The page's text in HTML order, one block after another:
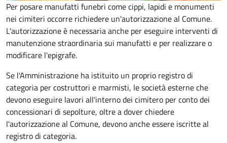
Per posare manufatti funebri come cippi, lapidi e monumenti
nei cimiteri occorre richiedere un'autorizzazione al Comune.
L'autorizzazione è necessaria anche per eseguire interventi di
manutenzione straordinaria sui manufatti e per realizzare o
modificare l'epigrafe.
Se l'Amministrazione ha istituito un proprio registro di
categoria per costruttori e marmisti, le società esterne che
devono eseguire lavori all'interno dei cimitero per conto dei
concessionari di sepolture, oltre a dover chiedere
l'autorizzazione al Comune, devono anche essere iscritte al
registro di categoria.